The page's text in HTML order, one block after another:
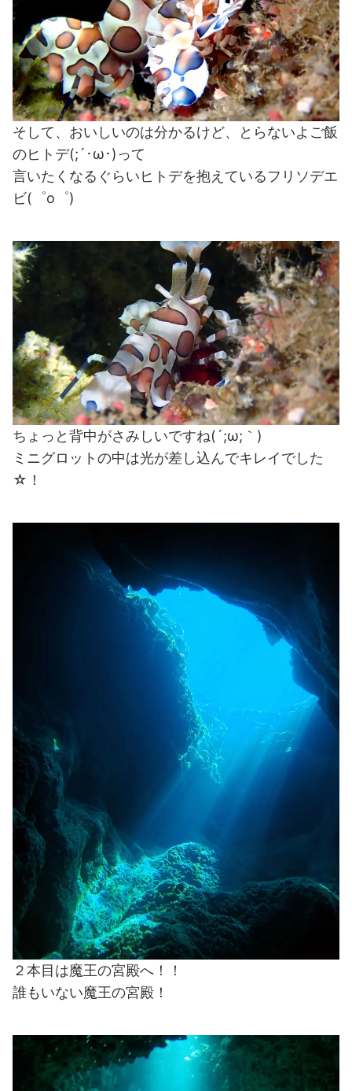
そして、おいしいのは分かるけど、とらないよご飯
のヒトデ(;´･ω･)って
言いたくなるぐらいヒトデを抱えているフリソデエ
ビ(゜o゜)
ちょっと背中がさみしいですね(´;ω;｀)
ミニグロットの中は光が差し込んでキレイでした
☆！
２本目は魔王の宮殿へ！！
誰もいない魔王の宮殿！